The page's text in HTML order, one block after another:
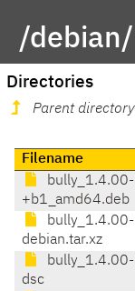
/
Directories
Parent directory
Filename
+b1_amd64.deb
debian.tar.xz
dsc